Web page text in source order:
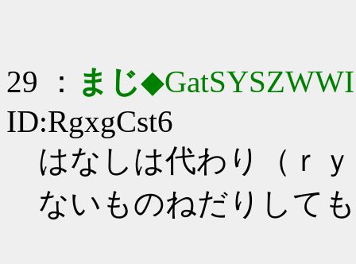
29 ： まじ◆GatSYSZWWI
ID:RgxgCst6
はなしは代わり（ｒｙ
ないものねだりして